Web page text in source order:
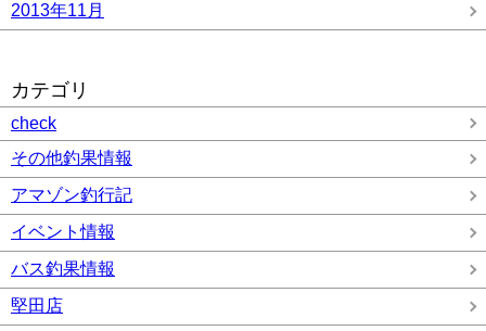
2013年11月
カテゴリ
check
その他釣果情報
アマゾン釣行記
イベント情報
バス釣果情報
堅田店